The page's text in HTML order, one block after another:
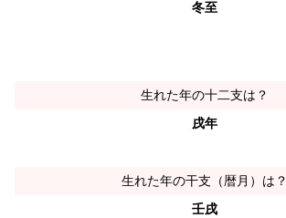
冬至
生れた年の十二支は？
戌年
生れた年の干支（暦月）は？
壬戌